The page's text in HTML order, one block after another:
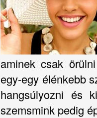
aminek csak
egy-egy élénkebb
hangsúlyozni és
szemsmink pedig